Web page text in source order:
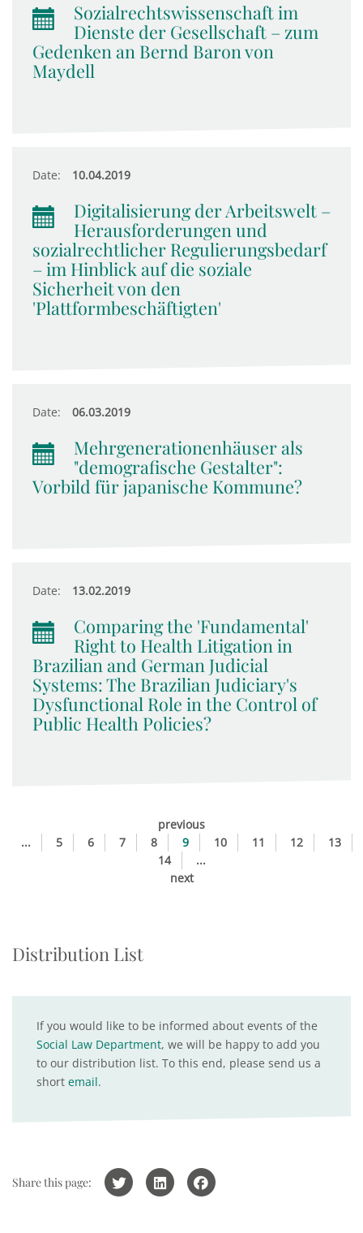
Sozialrechtswissenschaft im
Dienste der Gesellschaft – zum
Gedenken an Bernd Baron von
Maydell
Date: 10.04.2019
Digitalisierung der Arbeitswelt –
Herausforderungen und
sozialrechtlicher Regulierungsbedarf
– im Hinblick auf die soziale
Sicherheit von den
'Plattformbeschäftigten'
Date: 06.03.2019
Mehrgenerationenhäuser als
"demografische Gestalter":
Vorbild für japanische Kommune?
Date: 13.02.2019
Comparing the 'Fundamental'
Right to Health Litigation in
Brazilian and German Judicial
Systems: The Brazilian Judiciary's
Dysfunctional Role in the Control of
Public Health Policies?
previous
...
5 6 7 8 9 10 11 12
13
14
...
next
Distribution List
If you would like to be informed about events of the
Social Law Department, we will be happy to add you
to our distribution list. To this end, please send us a
short email.
Share this page: